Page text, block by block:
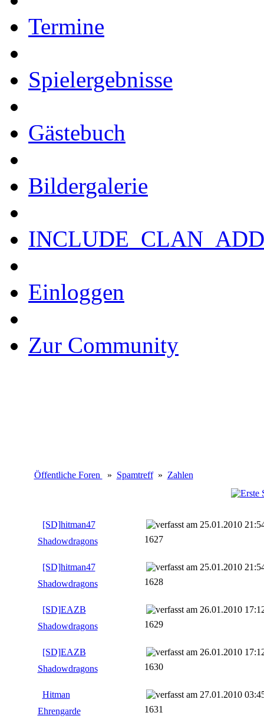
Termine
Spielergebnisse
Gästebuch
Bildergalerie
Einloggen
Zur Community
Öffentliche Foren » Spamtreff» Zahlen
[SD]hitman47
25.01.2010
Shadowdragons
1627
[SD]hitman47
25.01.2010
Shadowdragons
1628
[SD]EAZB
26.01.2010
Shadowdragons
1629
[SD]EAZB
26.01.2010
Shadowdragons
1630
Hitman
27.01.2010
Ehrengarde
1631